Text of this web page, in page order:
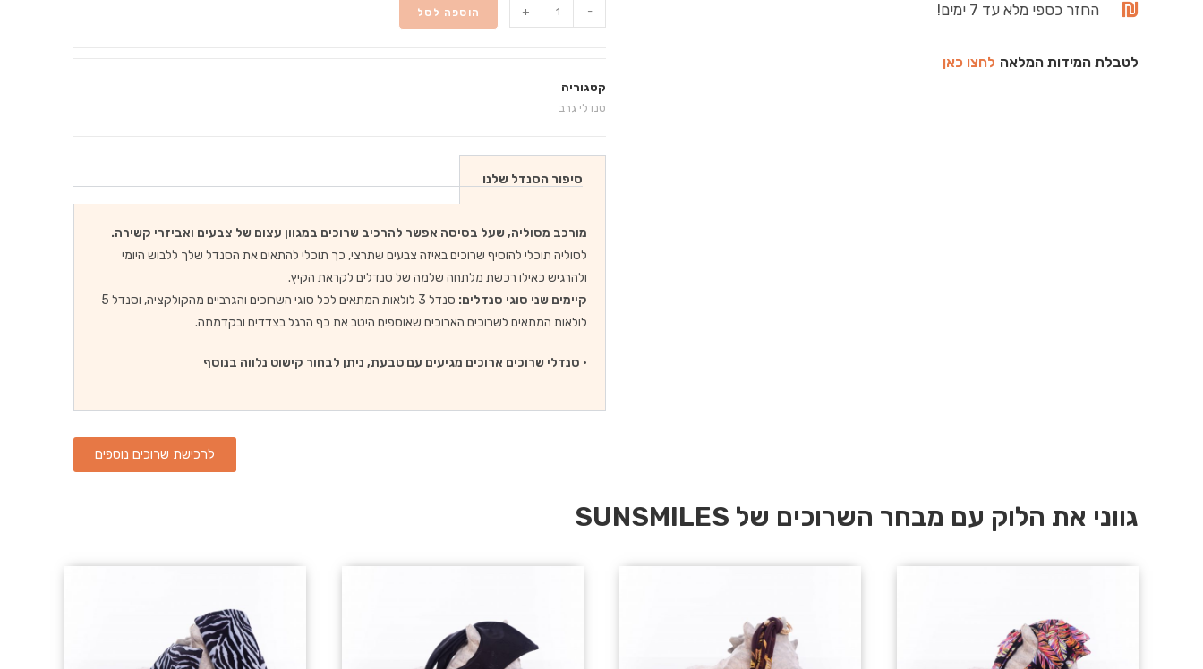
החזר כספי מלא עד 7 ימים!
לטבלת המידות המלאה לחצו כאן
-
+ הוספה לסל
קטגוריה
סנדלי גרב
סיפור הסנדל שלנו
מורכב מסוליה, שעל בסיסה אפשר להרכיב שרוכים במגוון עצום של צבעים ואביזרי קשירה.
לסוליה תוכלי להוסיף שרוכים באיזה צבעים שתרצי, כך תוכלי להתאים את הסנדל שלך ללבוש היומי
ולהרגיש כאילו רכשת מלתחה שלמה של סנדלים לקראת הקיץ.
קיימים שני סוגי סנדלים:
סנדל 3 לולאות המתאים לכל סוגי השרוכים והגרביים מהקולקציה, וסנדל 5
לולאות המתאים לשרוכים הארוכים שאוספים היטב את כף הרגל בצדדים ובקדמתה.
• סנדלי שרוכים ארוכים מגיעים עם טבעת, ניתן לבחור קישוט נלווה בנוסף
לרכישת שרוכים נוספים
גווני את הלוק עם מבחר השרוכים של SUNSMILES